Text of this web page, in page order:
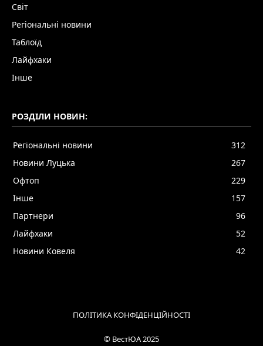
Світ
Регіональні новини
Таблоїд
Лайфхаки
Інше
РОЗДІЛИ НОВИН:
Регіональні новини
312
Новини Луцька
267
Офтоп
229
Інше
157
Партнери
96
Лайфхаки
52
Новини Ковеля
42
ПОЛІТИКА КОНФІДЕНЦІЙНОСТІ
© ВестЮА 2025